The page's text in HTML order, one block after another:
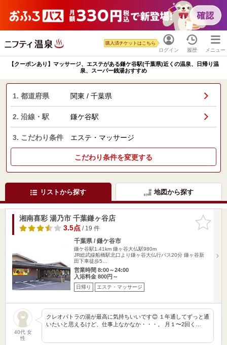
ログイン
購入済チケットはこちら
履歴 メニュー
【クーポンあり】マッサージ、エステがある鎌ケ谷駅(千葉県)近くの温泉、日帰り温
泉、スーパー銭湯おすすめ
1. 都道府県 関東 / 千葉県
2. 沿線・駅 鎌ケ谷駅
3. こだわり条件 エステ・マッサージ
こだわり条件を変更する
リストから探す 地図から探す
お気に入
りに追加
湘南喜彩 湯乃市 千葉鎌ヶ谷店
3.5点/ 19 件
千葉県 / 鎌ケ谷市
鎌ケ谷駅1.41km 鎌ヶ谷大仏駅980m
JR総武線船橋駅北口より鎌ヶ谷大仏行バス20分 鎌ヶ谷新
田下車徒歩5…
営業時間 8:00～24:00
入浴料金 800円～
日帰り エステ・マッサージ
40代 女
性
クレオパトラの湯が最高に気持ちいいです😊 １年通してずっと通
いたいと思えるけど、仕事上なかなか・・・。 月１〜2回く…